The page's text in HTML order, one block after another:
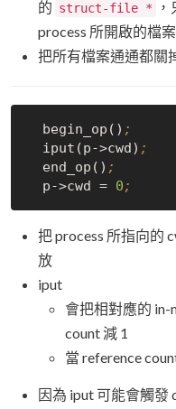
的 struct-file *
process 所開啟的檔案
把所有檔案通通都關
  begin_op()
;
  iput(p->cwd)
;
  end_op()
;
  p->cwd =
0;
把 process 所指向的
放
iput
會把相對應的
count 減 1
當 reference
因為 iput 可能會觸發